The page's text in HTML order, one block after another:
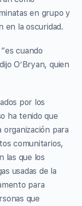
en grupo y
en la oscuridad.
cuando
O’Bryan, quien
por los
ha tenido que
para
comunitarios,
las que los
usadas de la
para
que